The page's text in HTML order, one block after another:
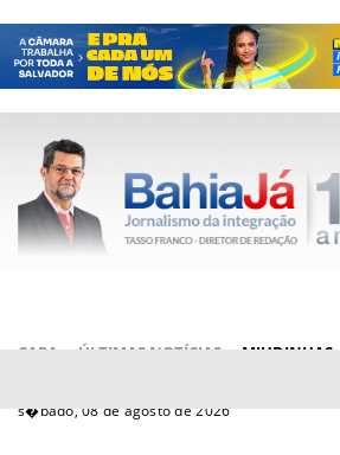
CAPA ÚLTIMAS NOTÍCIAS MIUDINHAS
s�bado, 08 de agosto de 2026